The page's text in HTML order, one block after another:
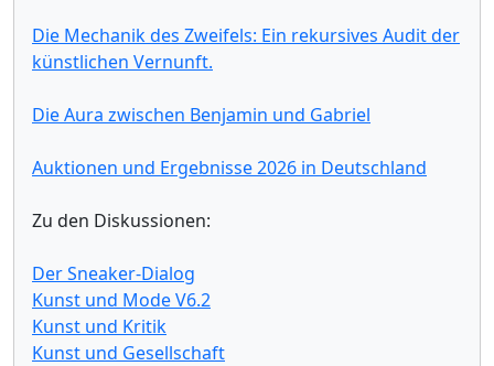
Die Mechanik des Zweifels: Ein rekursives Audit der
künstlichen Vernunft.
Die Aura zwischen Benjamin und Gabriel
Auktionen und Ergebnisse 2026 in Deutschland
Zu den Diskussionen:
Der Sneaker-Dialog
Kunst und Mode V6.2
Kunst und Kritik
Kunst und Gesellschaft